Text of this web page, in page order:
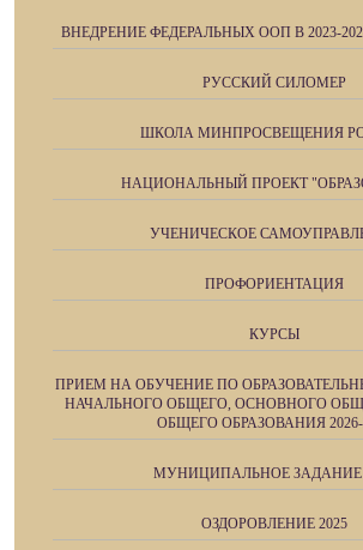
ВНЕДРЕНИЕ ФЕДЕРАЛЬНЫХ ООП В 2023-
РУССКИЙ СИЛОМЕР
ШКОЛА МИНПРОСВЕЩЕНИЯ
НАЦИОНАЛЬНЫЙ ПРОЕКТ
УЧЕНИЧЕСКОЕ
ПРОФОРИЕНТАЦИЯ
КУРСЫ
ПРИЕМ НА ОБУЧЕНИЕ ПО
НАЧАЛЬНОГО ОБЩЕГО, ОСНОВНОГО
ОБЩЕГО ОБРАЗОВАНИЯ 2026-
МУНИЦИПАЛЬНОЕ ЗАДАНИЕ
ОЗДОРОВЛЕНИЕ 2025